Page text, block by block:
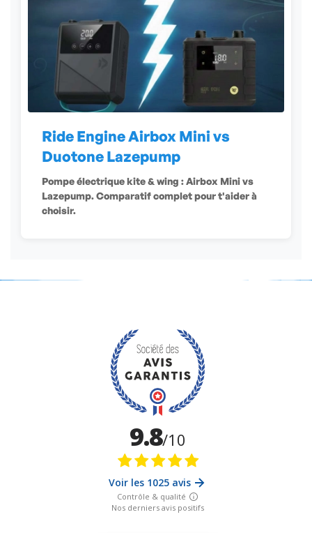
Ride Engine Airbox Mini vs
Duotone Lazepump
Pompe électrique kite & wing : Airbox Mini vs
Lazepump. Comparatif complet pour t'aider à
choisir.